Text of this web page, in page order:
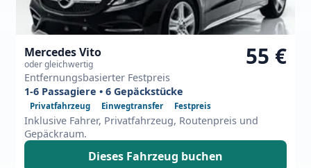
Mercedes Vito
oder gleichwertig
Entfernungsbasierter Festpreis
55 €
1-6 Passagiere • 6 Gepäckstücke
Privatfahrzeug Einwegtransfer Festpreis
Inklusive Fahrer, Privatfahrzeug, Routenpreis und
Gepäckraum.
Dieses Fahrzeug buchen